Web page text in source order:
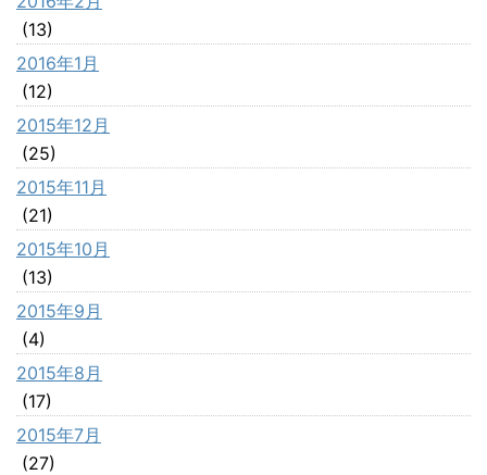
(13)
2016年1月
(12)
2015年12月
(25)
2015年11月
(21)
2015年10月
(13)
2015年9月
(4)
2015年8月
(17)
2015年7月
(27)